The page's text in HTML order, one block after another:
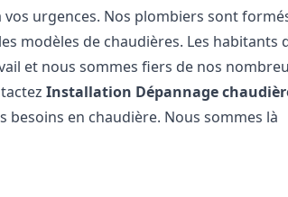
urgences. Nos plombiers sont
modèles de chaudières. Les habitants
et nous sommes fiers de nos
Installation Dépannage
besoins en chaudière. Nous sommes là